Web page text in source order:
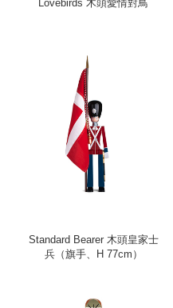
Lovebirds 木頭愛情對鳥
Standard Bearer 木頭皇家士
兵（旗手、H 77cm）